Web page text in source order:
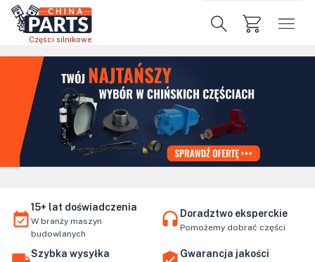
Przejdź do treści głównej
Części silnikowe
15+ lat doświadczenia
W branży maszyn
budowlanych
Doradztwo eksperckie
Pomożemy dobrać części
Szybka wysyłka Gwarancja jakości